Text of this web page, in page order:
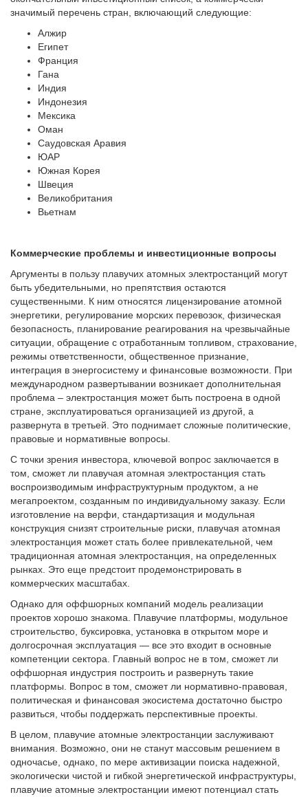
значимый перечень стран, включающий следующие:
Алжир
Египет
Франция
Гана
Индия
Индонезия
Мексика
Оман
Саудовская Аравия
ЮАР
Южная Корея
Швеция
Великобритания
Вьетнам
Коммерческие проблемы и инвестиционные вопросы
Аргументы в пользу плавучих атомных электростанций могут
быть убедительными, но препятствия остаются
существенными. К ним относятся лицензирование атомной
энергетики, регулирование морских перевозок, физическая
безопасность, планирование реагирования на чрезвычайные
ситуации, обращение с отработанным топливом, страхование,
режимы ответственности, общественное признание,
интеграция в энергосистему и финансовые возможности. При
международном развертывании возникает дополнительная
проблема – электростанция может быть построена в одной
стране, эксплуатироваться организацией из другой, а
развернута в третьей. Это поднимает сложные политические,
правовые и нормативные вопросы.
С точки зрения инвестора, ключевой вопрос заключается в
том, сможет ли плавучая атомная электростанция стать
воспроизводимым инфраструктурным продуктом, а не
мегапроектом, созданным по индивидуальному заказу. Если
изготовление на верфи, стандартизация и модульная
конструкция снизят строительные риски, плавучая атомная
электростанция может стать более привлекательной, чем
традиционная атомная электростанция, на определенных
рынках. Это еще предстоит продемонстрировать в
коммерческих масштабах.
Однако для оффшорных компаний модель реализации
проектов хорошо знакома. Плавучие платформы, модульное
строительство, буксировка, установка в открытом море и
долгосрочная эксплуатация — все это входит в основные
компетенции сектора. Главный вопрос не в том, сможет ли
оффшорная индустрия построить и развернуть такие
платформы. Вопрос в том, сможет ли нормативно-правовая,
политическая и финансовая экосистема достаточно быстро
развиться, чтобы поддержать перспективные проекты.
В целом, плавучие атомные электростанции заслуживают
внимания. Возможно, они не станут массовым решением в
одночасье, однако, по мере активизации поиска надежной,
экологически чистой и гибкой энергетической инфраструктуры,
плавучие атомные электростанции имеют потенциал стать